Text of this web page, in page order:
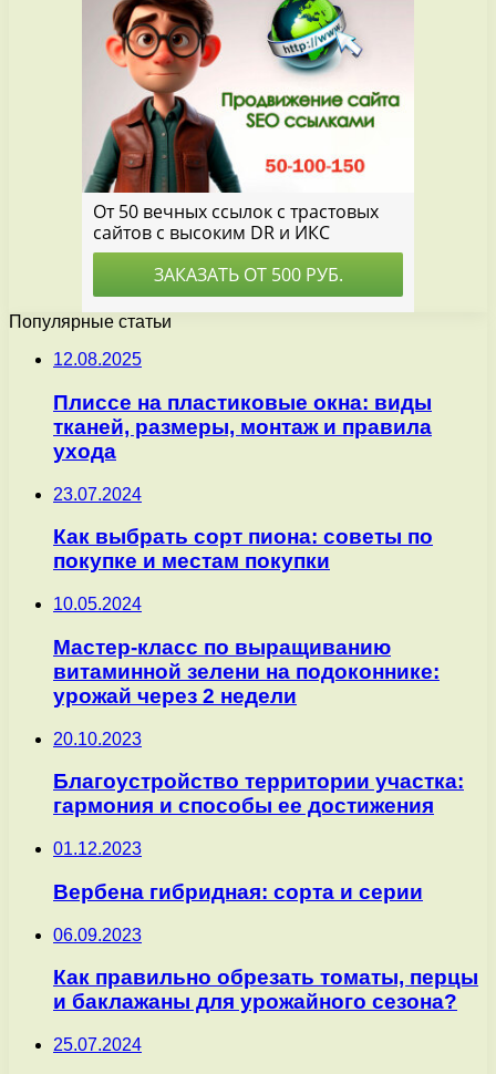
Популярные статьи
12.08.2025
Плиссе на пластиковые окна: виды
тканей, размеры, монтаж и правила
ухода
23.07.2024
Как выбрать сорт пиона: советы по
покупке и местам покупки
10.05.2024
Мастер-класс по выращиванию
витаминной зелени на подоконнике:
урожай через 2 недели
20.10.2023
Благоустройство территории участка:
гармония и способы ее достижения
01.12.2023
Вербена гибридная: сорта и серии
06.09.2023
Как правильно обрезать томаты, перцы
и баклажаны для урожайного сезона?
25.07.2024